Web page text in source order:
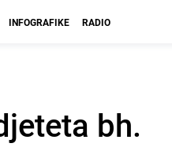
INFOGRAFIKE RADIO
bh.